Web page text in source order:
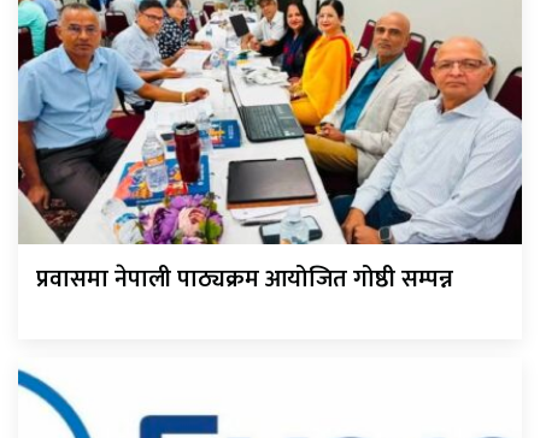
प्रवासमा नेपाली पाठ्यक्रम आयोजित गोष्ठी सम्पन्न